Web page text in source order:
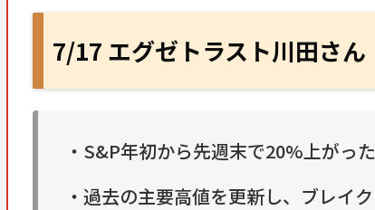
7/17 エグゼトラスト川田さん
・S&P年初から先週末で20%上がった
・過去の主要高値を更新し、ブレイク